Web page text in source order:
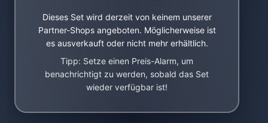
Dieses Set wird derzeit von keinem unserer
Partner-Shops angeboten. Möglicherweise ist
es ausverkauft oder nicht mehr erhältlich.
Tipp: Setze einen Preis-Alarm, um
benachrichtigt zu werden, sobald das Set
wieder verfügbar ist!